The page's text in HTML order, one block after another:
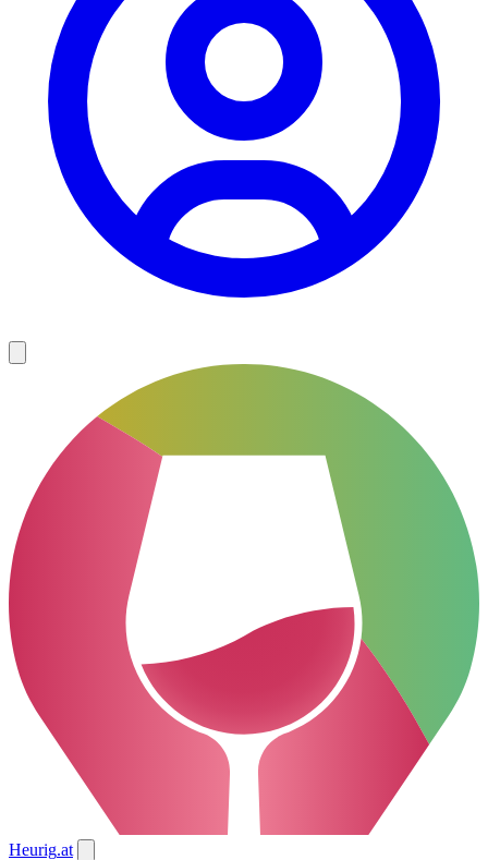
Heurig.at